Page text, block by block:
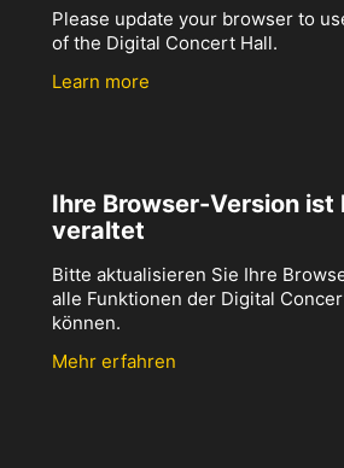
Please update your browser to
of the Digital Concert Hall.
Learn more
Ihre Browser-Version ist
veraltet
Bitte aktualisieren Sie Ihre
alle Funktionen der Digital
können.
Mehr erfahren